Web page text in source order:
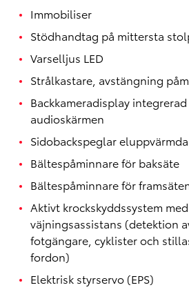
Immobiliser
Stödhandtag på mittersta
Varselljus LED
Strålkastare, avstängning
Backkameradisplay integrerad
audioskärmen
Sidobackspeglar eluppvärmda
Bältespåminnare för baksäte
Bältespåminnare för
Aktivt krockskyddssystem med
väjningsassistans (detektion
fotgängare, cyklister och
fordon)
Elektrisk styrservo (EPS)